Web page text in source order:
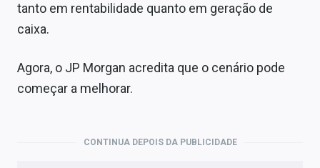
tanto em rentabilidade quanto em geração de
caixa.
Agora, o JP Morgan acredita que o cenário pode
começar a melhorar.
CONTINUA DEPOIS DA PUBLICIDADE